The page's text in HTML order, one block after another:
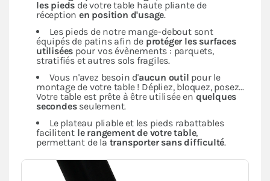
les pieds de votre table haute pliante de
réception en position d'usage.
Les pieds de notre mange-debout sont
équipés de patins afin de protéger les surfaces
utilisées pour vos évènements : parquets,
stratifiés et autres sols fragiles.
Vous n'avez besoin d'aucun outil pour le
montage de votre table ! Dépliez, bloquez, posez...
Votre table est prête à être utilisée enquelques
secondesseulement.
Le plateau pliable et les pieds rabattables
facilitent le rangement de votre table,
permettant de la transporter sans difficulté.